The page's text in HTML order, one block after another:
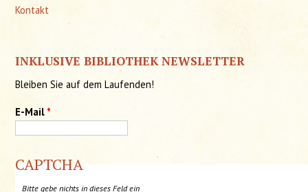
Kontakt
INKLUSIVE BIBLIOTHEK NEWSLETTER
Bleiben Sie auf dem Laufenden!
E-Mail *
CAPTCHA
Bitte gebe nichts in dieses Feld ein